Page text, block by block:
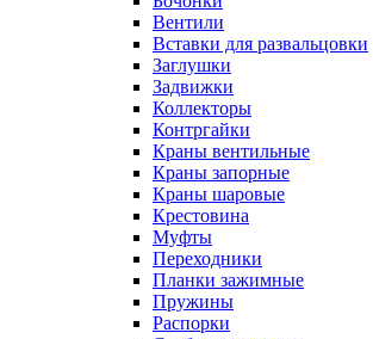
Вентили
Вставки для развальцовки
Заглушки
Задвижки
Коллекторы
Контргайки
Краны вентильные
Краны запорные
Краны шаровые
Крестовина
Муфты
Переходники
Планки зажимные
Пружины
Распорки